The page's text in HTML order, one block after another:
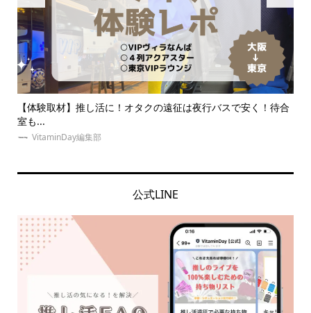
【体験取材】推し活に！オタクの遠征は夜行バスで安く！待合
室も...
VitaminDay編集部
公式LINE